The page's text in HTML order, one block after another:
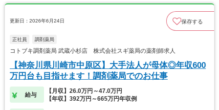
更新日：2026年6月24日 保存する
正社員 調剤薬局
コトブキ調剤薬局 武蔵小杉店 株式会社スギ薬局の薬剤師求人
【神奈川県川崎市中原区】大手法人が母体◎年収600
万円台も目指せます！調剤薬局でのお仕事
給与
【月収】26.0万円～47.0万円
【年収】392万円～665万円年収例